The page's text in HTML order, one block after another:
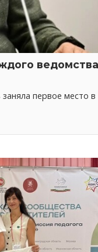
первое место